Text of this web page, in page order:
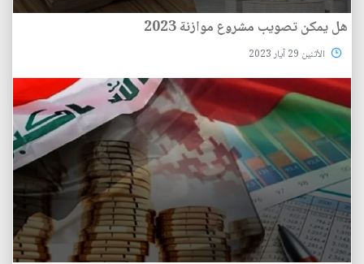
هل يمكن تصويب مشروع موازنة 2023
الأثنين 29 آيار 2023